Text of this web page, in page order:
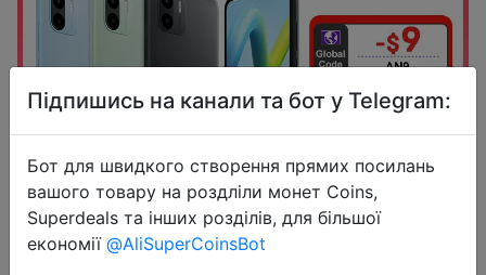
Підпишись на канали та бот у Telegram:
Бот для швидкого створення прямих посилань
вашого товару на роздліли монет Coins,
Superdeals та інших розділів, для більшої
економії @AliSuperCoinsBot